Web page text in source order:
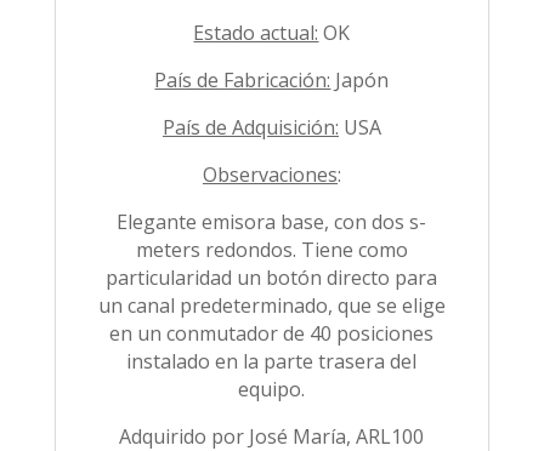
Estado actual: OK
País de Fabricación: Japón
País de Adquisición: USA
Observaciones:
Elegante emisora base, con dos s-
meters redondos. Tiene como
particularidad un botón directo para
un canal predeterminado, que se elige
en un conmutador de 40 posiciones
instalado en la parte trasera del
equipo.
Adquirido por José María, ARL100